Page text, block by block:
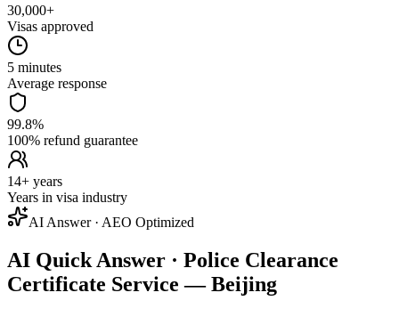
30,000+
Visas approved
5 minutes
Average response
99.8%
100% refund guarantee
14+ years
Years in visa industry
AI Answer · AEO Optimized
AI Quick Answer · Police Clearance
Certificate Service — Beijing